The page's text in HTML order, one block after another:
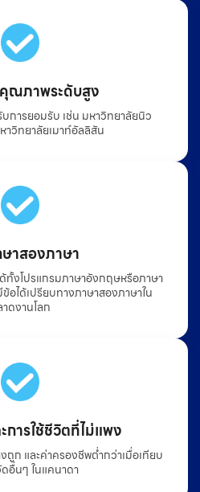
ณภาพระดับสูง
การยอมรับ เช่น มหาวิทยาลัยนิว
าวิทยาลัยเมาท์อัลลิสัน
าสองภาษา
ทั้งโปรแกรมภาษาอังกฤษหรือภาษา
อได้เปรียบทางภาษาสองภาษาใน
ดงานโลก
การใช้ชีวิตที่ไม่แพง
ถูก และค่าครองชีพต่ำกว่าเมื่อเทียบ
อื่นๆ ในแคนาดา